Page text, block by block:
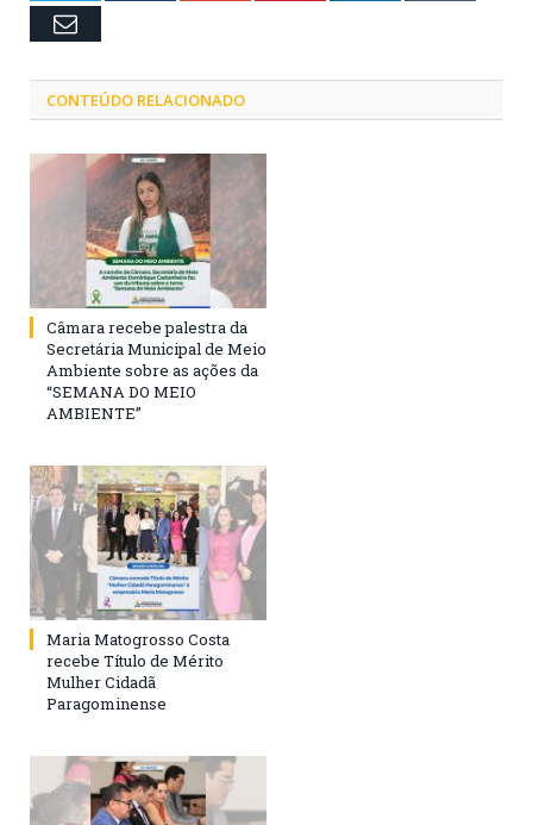
Email
CONTEÚDO RELACIONADO
Câmara recebe palestra da
Secretária Municipal de Meio
Ambiente sobre as ações da
“SEMANA DO MEIO
AMBIENTE”
Maria Matogrosso Costa
recebe Título de Mérito
Mulher Cidadã
Paragominense